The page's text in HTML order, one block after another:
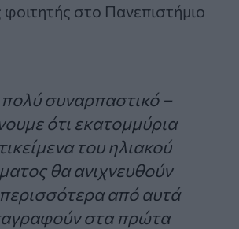
φοιτητής στο Πανεπιστήμιο
πολύ συναρπαστικό –
ότι εκατομμύρια
του ηλιακού
θα ανιχνευθούν
περισσότερα από αυτά
στα πρώτα